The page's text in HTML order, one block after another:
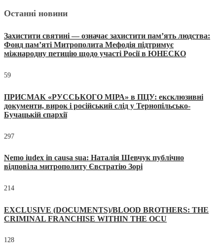
Останні новини
Захистити святині — означає захистити пам’ять людства:
Фонд пам’яті Митрополита Мефодія підтримує
міжнародну петицію щодо участі Росії в ЮНЕСКО
59
ПРИСМАК «РУССЬКОГО МІРА» в ПЦУ: ексклюзивні
документи, вирок і російський слід у Тернопільсько-
Бучацькій єпархії
297
Nemo iudex in causa sua: Наталія Шевчук публічно
відповіла митрополиту Євстратію Зорі
214
EXCLUSIVE (DOCUMENTS)/BLOOD BROTHERS: THE
CRIMINAL FRANCHISE WITHIN THE OCU
128